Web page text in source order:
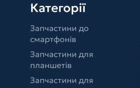
Категорії
Запчастини до
смартфонів
Запчастини для
планшетів
Запчастини для